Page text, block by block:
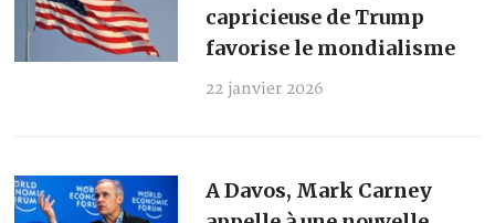
capricieuse de Trump
favorise le mondialisme
22 janvier 2026
A Davos, Mark Carney